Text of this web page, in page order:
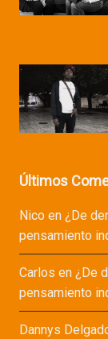
Últimos
Nicoen ¿De
pensamiento
Carlos en ¿De
pensamiento
Dannys